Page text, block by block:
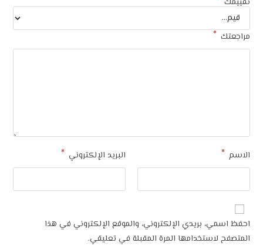
البريد الإلكتروني*
بريدي الإلكتروني، والموقع الإلكتروني في هذا
المرة المقبلة في تعليقي.